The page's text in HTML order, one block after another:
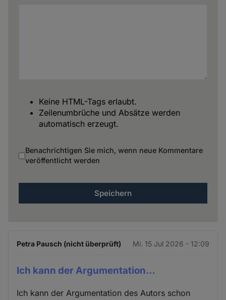
Keine HTML-Tags erlaubt.
Zeilenumbrüche und Absätze werden
automatisch erzeugt.
Benachrichtigen Sie mich, wenn neue Kommentare
veröffentlicht werden
Petra Pausch (nicht überprüft) Mi. 15 Jul 2026 - 12:09
Ich kann der Argumentation…
Ich kann der Argumentation des Autors schon